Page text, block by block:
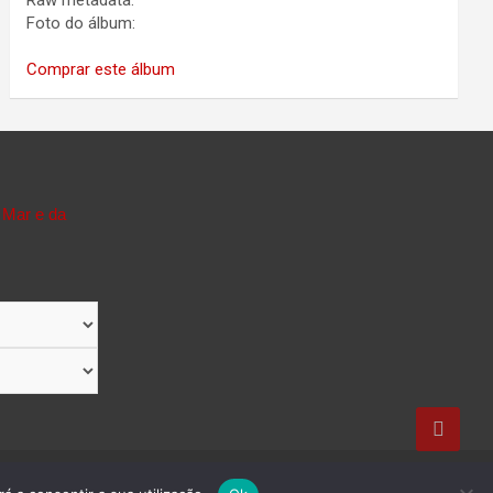
Foto do álbum:
Comprar este álbum